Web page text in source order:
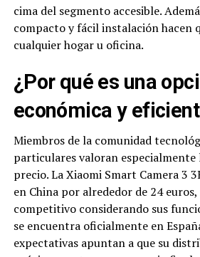
cima del segmento accesible.
compacto y fácil instalación hacen
cualquier hogar u oficina.
¿Por qué es una
económica y
Miembros de la comunidad
particulares valoran
precio. La Xiaomi Smart Camera 3
en China por alrededor de 24
competitivo considerando sus
se encuentra oficialmente en
expectativas apuntan a que su